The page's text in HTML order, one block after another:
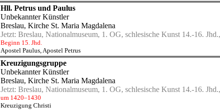
Hll. Petrus und Paulus
Unbekannter Künstler
Breslau, Kirche St. Maria Magdalena
Jetzt: Breslau, Nationalmuseum, 1. OG, schlesische Kunst 14.-16.
Beginn 15. Jhd.
Apostel Paulus,Apostel Petrus
Kreuzigungsgruppe
Unbekannter Künstler
Breslau, Kirche St. Maria Magdalena
Jetzt: Breslau, Nationalmuseum, 1. OG, schlesische Kunst 14.-16.
um 1420–1430
Kreuzigung Christi